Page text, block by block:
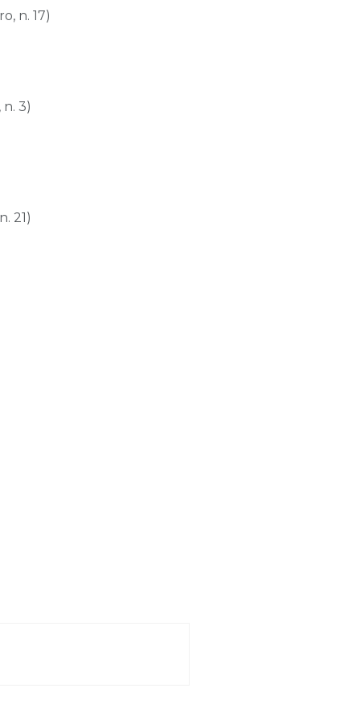
n. 17)
3)
21)